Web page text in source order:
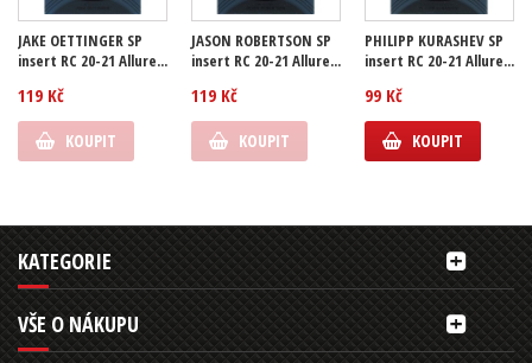
JAKE OETTINGER SP
insert RC 20-21 Allure...
119 Kč
KOUPIT
JASON ROBERTSON SP
insert RC 20-21 Allure...
119 Kč
KOUPIT
PHILIPP KURASHEV SP
insert RC 20-21 Allure...
99 Kč
KOUPIT
KATEGORIE
VŠE O NÁKUPU